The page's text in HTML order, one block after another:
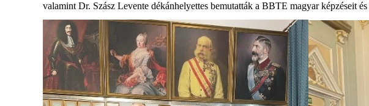
valamint Dr. Szász Levente dékánhelyettes bemutatták a BBTE magyar képzéseit